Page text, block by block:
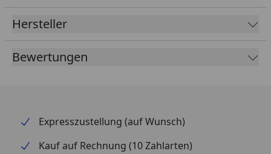
Hersteller
Bewertungen
Expresszustellung (auf Wunsch)
Kauf auf Rechnung (10 Zahlarten)